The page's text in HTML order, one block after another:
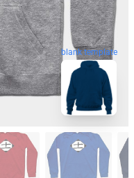
blank template